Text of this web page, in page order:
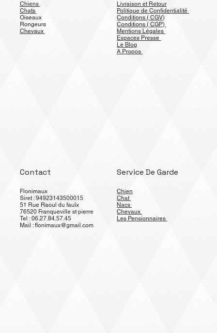
Chiens
Chats
Oiseaux
Rongeurs
Chevaux
Livraison et Retour
Politique de Confidentialité
Conditions ( CGV)
Conditions ( CGP)
Mentions Légales
Espaces Presse
Le Blog
A Propos
Contact
Flonimaux
Siret : 94923143500015
51 Rue Raoul du faulx
76520 Franqueville st pierre
Tel : 06.27.84.57.45
Mail :flonimaux@gmail.com
Service De Garde
Chien
Chat
Nacs
Chevaux
Les Pensionnaires